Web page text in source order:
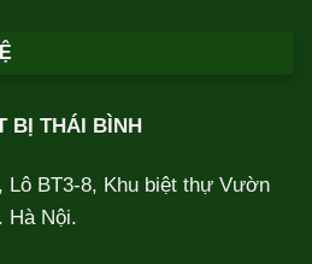
BỊ THÁI BÌNH
Lô BT3-8, Khu biệt thự Vườn
Hà Nội.